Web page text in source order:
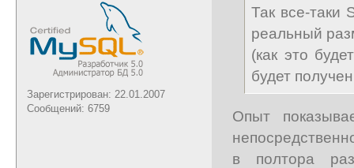
Зарегистрирован: 22.01.2007
Сообщений: 6759
Так все-таки
реальный
(как это
будет
Опыт
в полтора